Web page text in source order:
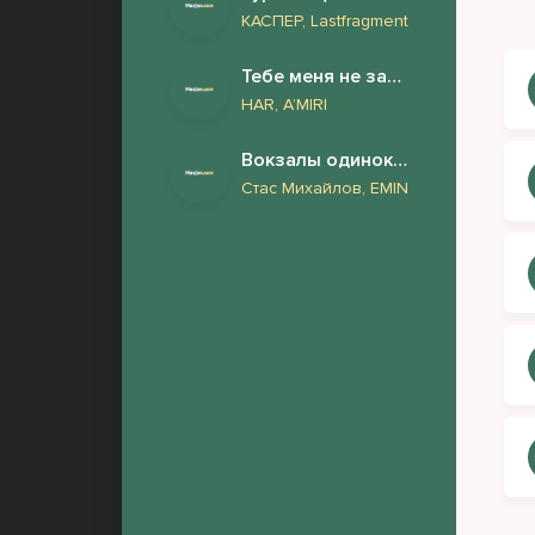
КАСПЕР, Lastfragment
Тебе меня не заменить
HAR, A’MIRI
Вокзалы одиноких душ
Стас Михайлов, EMIN